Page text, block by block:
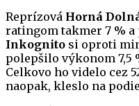
Reprízová Horná
ratingom takmer 7 % a
Inkognito si oproti
polepšilo výkonom 7,5
Celkovo ho videlo cez
naopak, kleslo na